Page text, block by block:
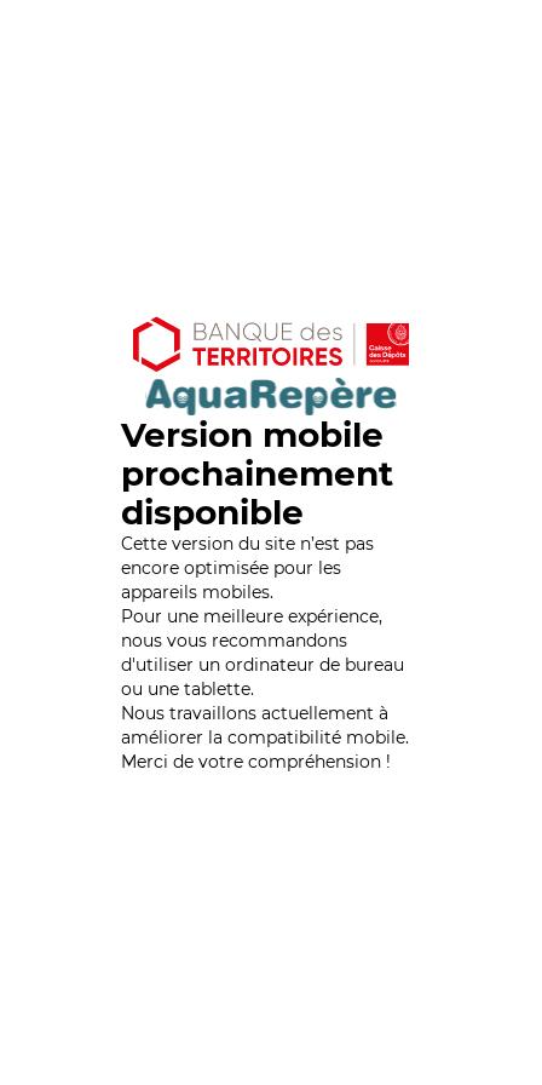
Version mobile
prochainement
disponible
Cette version du site n’est pas
encore optimisée pour les
appareils mobiles.
Pour une meilleure expérience,
nous vous recommandons
d'utiliser un ordinateur de bureau
ou une tablette.
Nous travaillons actuellement à
améliorer la compatibilité mobile.
Merci de votre compréhension !